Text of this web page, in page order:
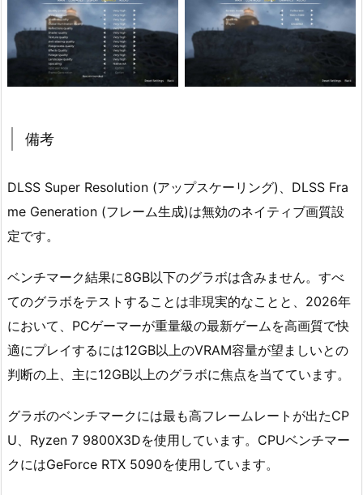
備考
DLSS Super Resolution (アップスケーリング)、DLSS Fra
me Generation (フレーム生成)は無効のネイティブ画質設
定です。
ベンチマーク結果に8GB以下のグラボは含みません。すべ
てのグラボをテストすることは非現実的なことと、2026年
において、PCゲーマーが重量級の最新ゲームを高画質で快
適にプレイするには12GB以上のVRAM容量が望ましいとの
判断の上、主に12GB以上のグラボに焦点を当てています。
グラボのベンチマークには最も高フレームレートが出たCP
U、Ryzen 7 9800X3Dを使用しています。CPUベンチマー
クにはGeForce RTX 5090を使用しています。